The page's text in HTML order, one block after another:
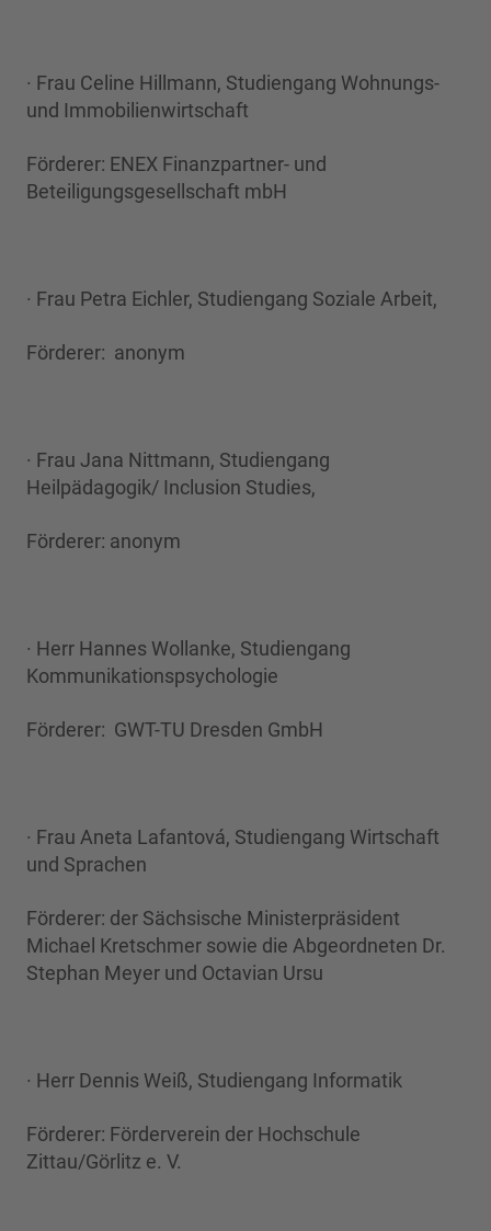
· Frau Celine Hillmann, Studiengang Wohnungs-
und Immobilienwirtschaft
Förderer: ENEX Finanzpartner- und
Beteiligungsgesellschaft mbH
· Frau Petra Eichler, Studiengang Soziale Arbeit,
Förderer: anonym
· Frau Jana Nittmann, Studiengang
Heilpädagogik/ Inclusion Studies,
Förderer: anonym
· Herr Hannes Wollanke, Studiengang
Kommunikationspsychologie
Förderer: GWT-TU Dresden GmbH
· Frau Aneta Lafantová, Studiengang Wirtschaft
und Sprachen
Förderer: der Sächsische Ministerpräsident
Michael Kretschmer sowie die Abgeordneten Dr.
Stephan Meyer und Octavian Ursu
· Herr Dennis Weiß, Studiengang Informatik
Förderer: Förderverein der Hochschule
Zittau/Görlitz e. V.